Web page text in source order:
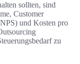
sollten, sind
Customer
und Kosten pro
zu